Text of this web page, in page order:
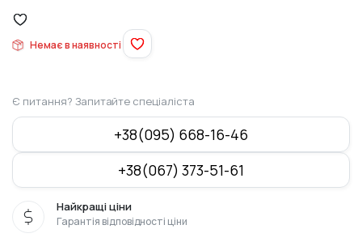
Немає в наявності
Є питання? Запитайте спеціаліста
+38(095) 668-16-46
+38(067) 373-51-61
Найкращі ціни
Гарантія відповідності ціни